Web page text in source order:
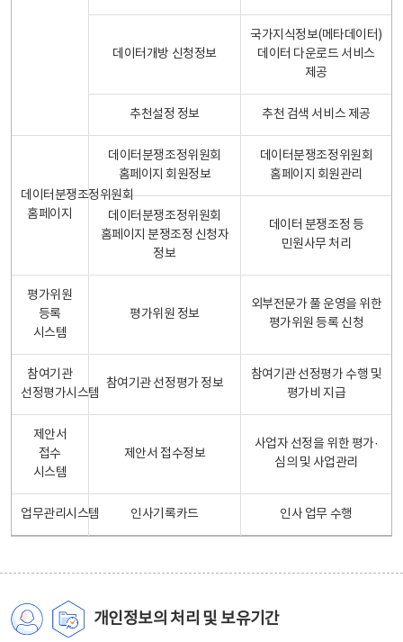
데이터개방 신청정보
국가지식정보(메타데이터)
데이터 다운로드 서비스
제공
추천설정 정보 추천 검색 서비스 제공
데이터분쟁조정위원회
홈페이지
데이터분쟁조정위원회
홈페이지 회원정보
데이터분쟁조정위원회
홈페이지 회원관리
데이터분쟁조정위원회
홈페이지 분쟁조정 신청자
정보
데이터 분쟁조정 등
민원사무 처리
평가위원
등록
시스템
평가위원 정보
외부전문가 풀 운영을 위한
평가위원 등록 신청
참여기관
선정평가시스템
참여기관 선정평가 정보
참여기관 선정평가 수행 및
평가비 지급
제안서
접수
시스템
제안서 접수정보
사업자 선정을 위한 평가·
심의 및 사업관리
업무관리시스템 인사기록카드 인사 업무 수행
개인정보의 처리 및 보유기간